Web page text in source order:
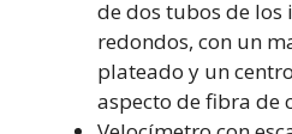
de dos tubos de los
redondos, con un
plateado y un
aspecto de fibra de